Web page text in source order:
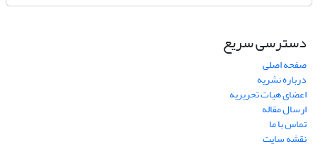
دسترسی سریع
صفحه اصلی
درباره نشریه
اعضای هیات تحریریه
ارسال مقاله
تماس با ما
نقشه سایت